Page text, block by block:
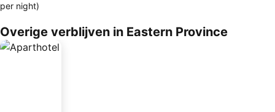
per night)
Overige verblijven in Eastern Province